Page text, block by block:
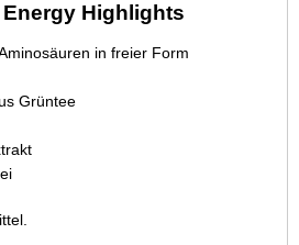
Highlights
in freier Form
Grüntee